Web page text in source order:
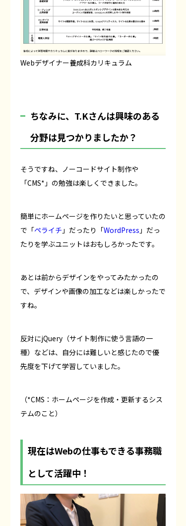
Webデザイナー養成科カリキュラム
――ちなみに、T.Kさんは興味のある
分野は見つかりましたか？
そうですね、ノーコードサイト制作や
「CMS*」の勉強は楽しくできました。
簡単にホームページを作りたいと思っていたの
で「ペライチ 」だったり「WordPress 」だっ
たりを学ぶユニットはおもしろかったです。
あとは前からデザインをやってみたかったの
で、デザインや画像の加工などは楽しかったで
すね。
反対にjQuery（サイト制作に使う言語の一
種）などは、自分には難しいと感じたので優
先度を下げて学習していました。
（*CMS：ホームページを作成・更新するシス
テムのこと）
現在はWebの仕事もできる事務職
として活躍中！